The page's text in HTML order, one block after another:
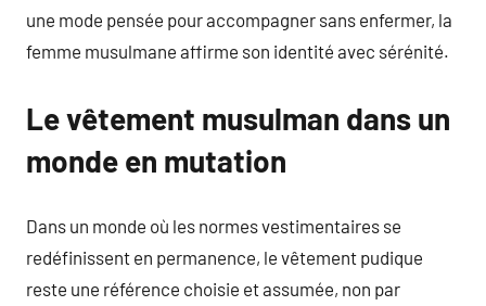
une mode pensée pour accompagner sans enfermer, la
femme musulmane affirme son identité avec sérénité.
Le vêtement musulman dans un
monde en mutation
Dans un monde où les normes vestimentaires se
redéfinissent en permanence, le vêtement pudique
reste une référence choisie et assumée, non par